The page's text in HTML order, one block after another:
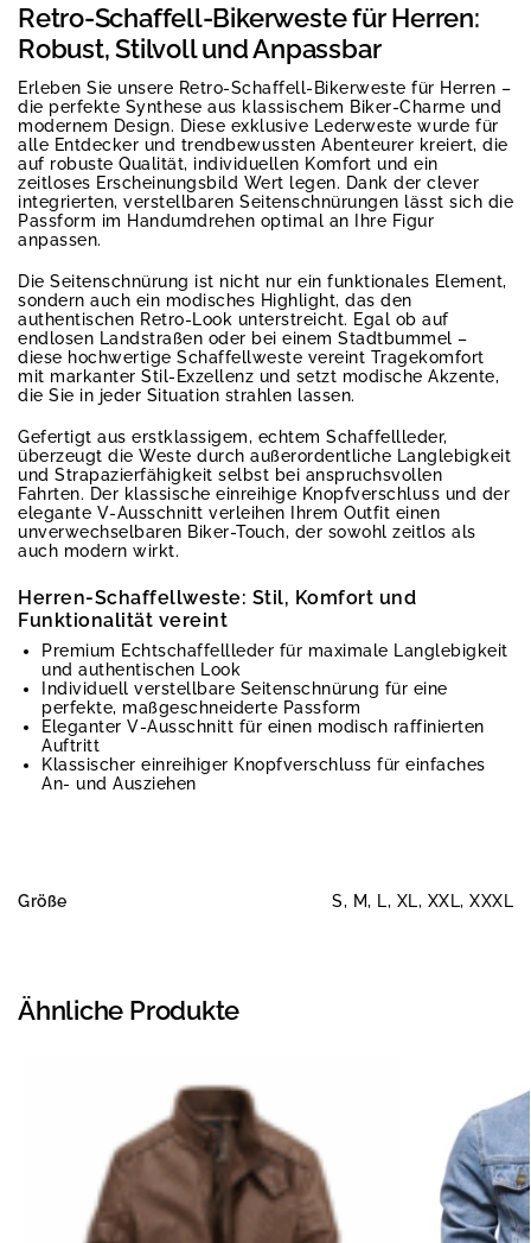
Retro-Schaffell-Bikerweste für Herren:
Robust, Stilvoll und Anpassbar
Erleben Sie unsere Retro-Schaffell-Bikerweste für Herren –
die perfekte Synthese aus klassischem Biker-Charme und
modernem Design. Diese exklusive Lederweste wurde für
alle Entdecker und trendbewussten Abenteurer kreiert, die
auf robuste Qualität, individuellen Komfort und ein
zeitloses Erscheinungsbild Wert legen. Dank der clever
integrierten, verstellbaren Seitenschnürungen lässt sich die
Passform im Handumdrehen optimal an Ihre Figur
anpassen.
Die Seitenschnürung ist nicht nur ein funktionales Element,
sondern auch ein modisches Highlight, das den
authentischen Retro-Look unterstreicht. Egal ob auf
endlosen Landstraßen oder bei einem Stadtbummel –
diese hochwertige Schaffellweste vereint Tragekomfort
mit markanter Stil-Exzellenz und setzt modische Akzente,
die Sie in jeder Situation strahlen lassen.
Gefertigt aus erstklassigem, echtem Schaffellleder,
überzeugt die Weste durch außerordentliche Langlebigkeit
und Strapazierfähigkeit selbst bei anspruchsvollen
Fahrten. Der klassische einreihige Knopfverschluss und der
elegante V-Ausschnitt verleihen Ihrem Outfit einen
unverwechselbaren Biker-Touch, der sowohl zeitlos als
auch modern wirkt.
Herren-Schaffellweste: Stil, Komfort und
Funktionalität vereint
Premium Echtschaffellleder für maximale Langlebigkeit
und authentischen Look
Individuell verstellbare Seitenschnürung für eine
perfekte, maßgeschneiderte Passform
Eleganter V-Ausschnitt für einen modisch raffinierten
Auftritt
Klassischer einreihiger Knopfverschluss für einfaches
An- und Ausziehen
Größe S, M, L, XL, XXL, XXXL
Ähnliche Produkte